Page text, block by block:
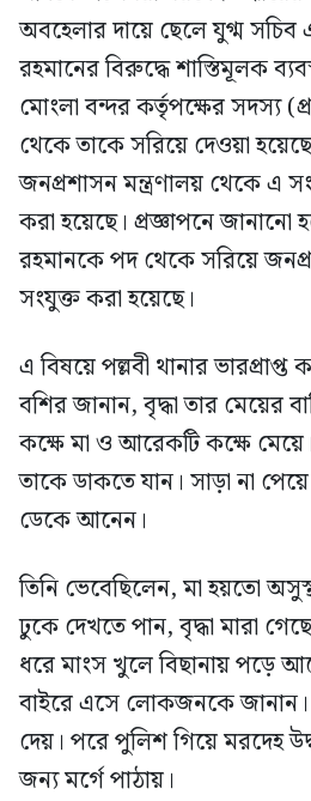
অবহেলার দায়ে ছেলে যুগ্ম
রহমানের বিরুদ্ধে শাস্তিমূলক
মোংলা বন্দর কর্তৃপক্ষের সদস্য
থেকে তাকে সরিয়ে দেওয়া
জনপ্রশাসন মন্ত্রণালয় থেকে এ
করা হয়েছে। প্রজ্ঞাপনে
রহমানকে পদ থেকে সরিয়ে
সংযুক্ত করা হয়েছে।
এ বিষয়ে পল্লবী থানার ভারপ্রাপ্ত
বশির জানান, বৃদ্ধা তার মেয়ের
কক্ষে মা ও আরেকটি কক্ষে
তাকে ডাকতে যান। সাড়া না
ডেকে আনেন।
তিনি ভেবেছিলেন, মা হয়তো
ঢুকে দেখতে পান, বৃদ্ধা মারা
ধরে মাংস খুলে বিছানায় পড়ে
বাইরে এসে লোকজনকে জানান।
দেয়। পরে পুলিশ গিয়ে মরদেহ
জন্য মর্গে পাঠায়।